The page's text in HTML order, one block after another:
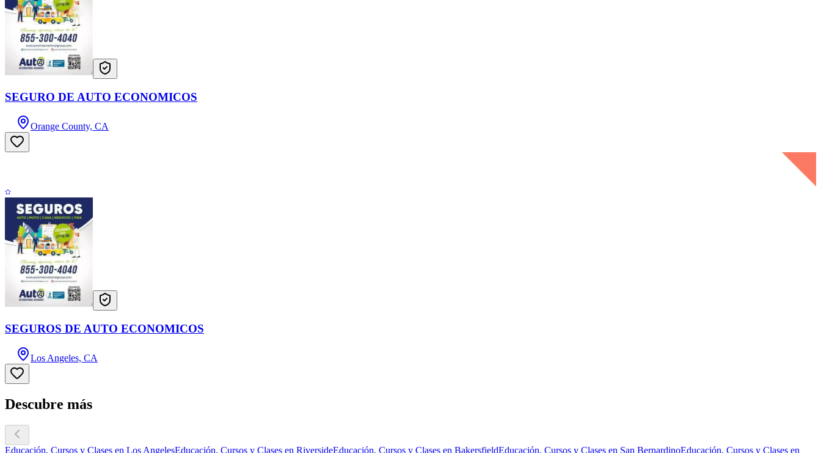
SEGURO DE AUTO ECONOMICOS
Orange County, CA
SEGUROS DE AUTO ECONOMICOS
Los Angeles, CA
Descubre más
Educación, Cursos y Clases en Los AngelesEducación, Cursos y Clases en RiversideEducación, Cursos y Clases en BakersfieldEducación, Cursos y Clases en San BernardinoEducación, Cursos y Clases en